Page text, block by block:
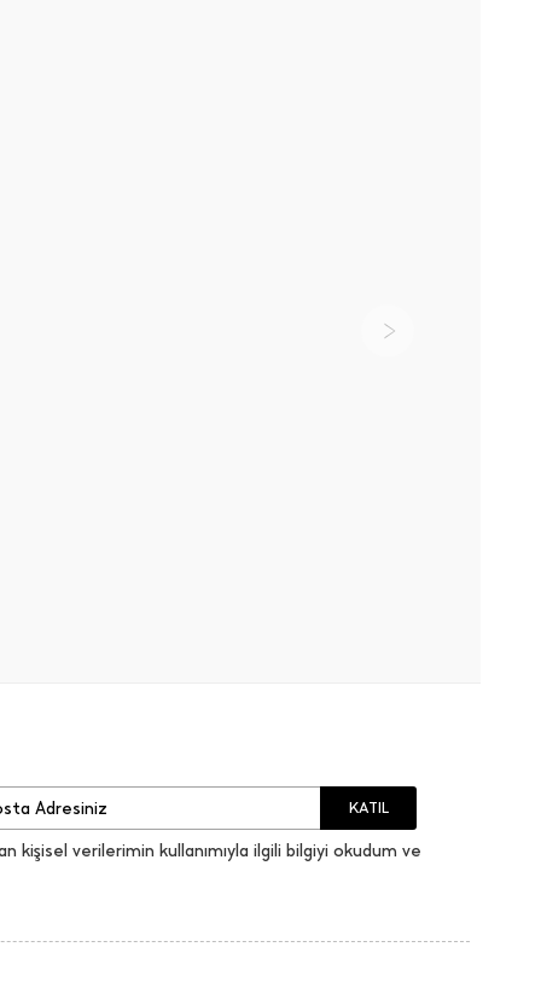
KATIL
kişisel verilerimin kullanımıyla ilgili bilgiyi okudum ve